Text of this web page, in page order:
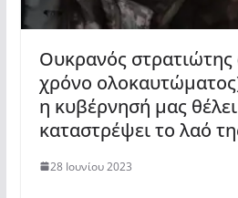
Ουκρανός
χρόνο
η κυβέρνησή μας
καταστρέψει το λαό
28 Ιουνίου 2023